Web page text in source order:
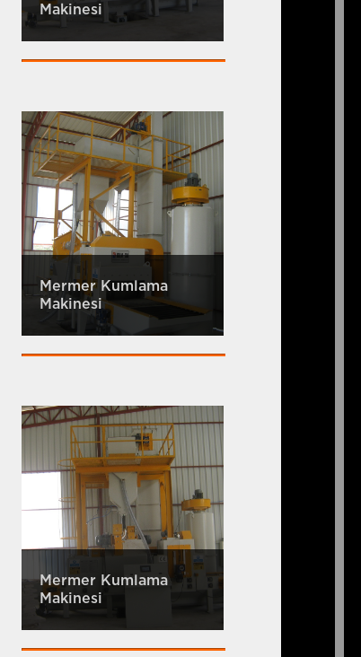
Makinesi
Mermer Kumlama
Makinesi
Mermer Kumlama
Makinesi